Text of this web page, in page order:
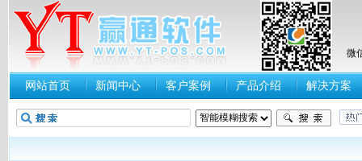
微
网站首页 新闻中心 客户案例 产品介绍 解决方案